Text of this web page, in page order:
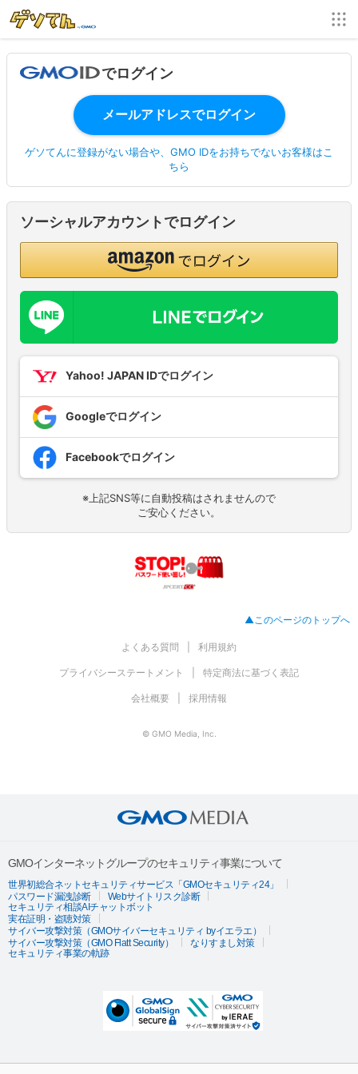
でログイン
ゲソてんに登録がない場合や、GMO IDをお持ちでないお客様はこ
ちら
ソーシャルアカウントでログイン
Yahoo! JAPAN IDでログイン
Googleでログイン
Facebookでログイン
※上記SNS等に自動投稿はされませんので
ご安心ください。
▲このページのトップへ
よくある質問 利用規約
プライバシーステートメント 特定商法に基づく表記
会社概要 採用情報
© GMO Media, Inc.
GMOインターネットグループのセキュリティ事業について
世界初総合ネットセキュリティサービス「GMOセキュリティ24」
パスワード漏洩診断
Webサイトリスク診断
セキュリティ相談AIチャットボット
実在証明・盗聴対策
サイバー攻撃対策（GMOサイバーセキュリティ byイエラエ）
サイバー攻撃対策（GMO Flatt Security）
なりすまし対策
セキュリティ事業の軌跡